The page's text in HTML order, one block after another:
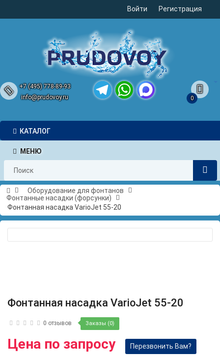
Войти Регистрация
+7 (495) 778-89-93
info@prudovoy.ru
0
КАТАЛОГ
МЕНЮ
Оборудование для фонтанов
Фонтанные насадки (форсунки)
Фонтанная насадка VarioJet 55-20
Фонтанная насадка VarioJet 55-20
0 отзывов Заказы (0)
Цена по запросу Перезвонить Вам?